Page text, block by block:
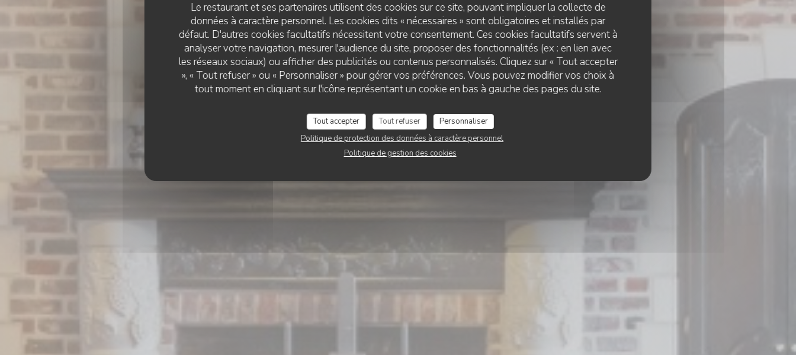
Le restaurant et ses partenaires utilisent des cookies sur ce site, pouvant impliquer la collecte de
données à caractère personnel. Les cookies dits « nécessaires » sont obligatoires et installés par
défaut. D'autres cookies facultatifs nécessitent votre consentement. Ces cookies facultatifs servent à
analyser votre navigation, mesurer l'audience du site, proposer des fonctionnalités (ex : en lien avec
les réseaux sociaux) ou afficher des publicités ou contenus personnalisés. Cliquez sur « Tout accepter
», « Tout refuser » ou « Personnaliser » pour gérer vos préférences. Vous pouvez modifier vos choix à
tout moment en cliquant sur l'icône représentant un cookie en bas à gauche des pages du site.
Tout accepter Tout refuser
Personnaliser
Politique de protection des données à caractère personnel
Politique de gestion des cookies
BRASSERIE• SAINT-POL-SUR-TERNOISE
La Saint-Poloise
RÉSERVER VENTE À EMPORTER